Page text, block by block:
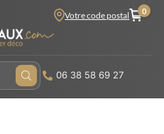
Votre code postal 0
06 38 58 69 27